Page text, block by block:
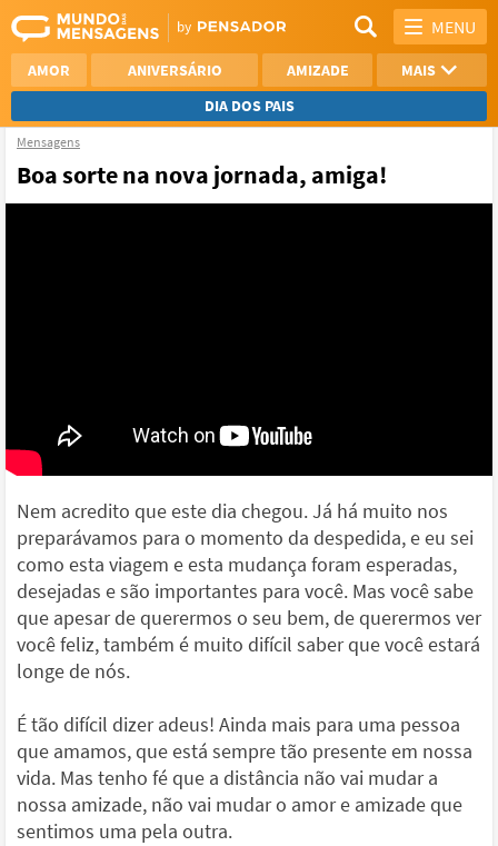
MENU
AMOR ANIVERSÁRIO AMIZADE
MAIS
DIA DOS PAIS
AGRADECIMENTO
SAUDADE
OTIMISMO
Mensagens
Boa sorte na nova jornada, amiga!
Nem acredito que este dia chegou. Já há muito nos
preparávamos para o momento da despedida, e eu sei
como esta viagem e esta mudança foram esperadas,
desejadas e são importantes para você. Mas você sabe
que apesar de querermos o seu bem, de querermos ver
você feliz, também é muito difícil saber que você estará
longe de nós.
É tão difícil dizer adeus! Ainda mais para uma pessoa
que amamos, que está sempre tão presente em nossa
vida. Mas tenho fé que a distância não vai mudar a
nossa amizade, não vai mudar o amor e amizade que
sentimos uma pela outra.